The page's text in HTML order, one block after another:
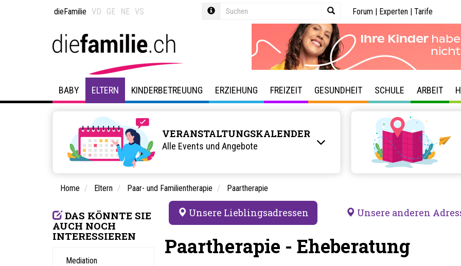
dieFamilie VD GE NE VS Forum | Experten | Tarife
BABY ELTERN KINDERBETREUUNG ERZIEHUNG FREIZEIT GESUNDHEIT SCHULE ARBEIT
VERANSTALTUNGSKALENDER
Alle Events und Angebote
Home Eltern Paar- und Familientherapie Paartherapie
DAS KÖNNTE SIE
AUCH NOCH
INTERESSIEREN
Mediation
Unsere Lieblingsadressen Unsere anderen
Paartherapie - Eheberatung